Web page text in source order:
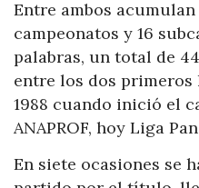
Entre ambos
campeonatos y 16
palabras, un total de
entre los dos primeros
1988 cuando inició el
ANAPROF, hoy Liga
En siete ocasiones se